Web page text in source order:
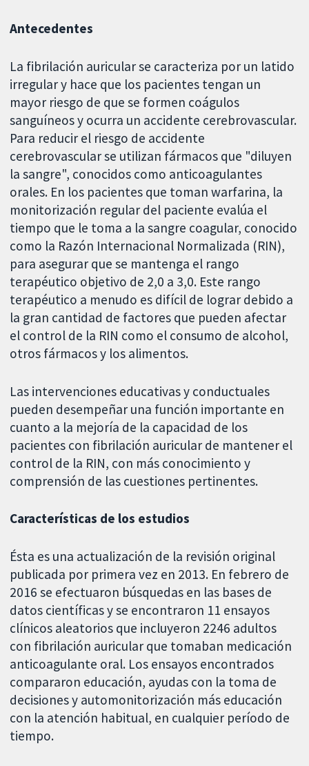
Antecedentes
La fibrilación auricular se caracteriza por un latido
irregular y hace que los pacientes tengan un
mayor riesgo de que se formen coágulos
sanguíneos y ocurra un accidente cerebrovascular.
Para reducir el riesgo de accidente
cerebrovascular se utilizan fármacos que "diluyen
la sangre", conocidos como anticoagulantes
orales. En los pacientes que toman warfarina, la
monitorización regular del paciente evalúa el
tiempo que le toma a la sangre coagular, conocido
como la Razón Internacional Normalizada (RIN),
para asegurar que se mantenga el rango
terapéutico objetivo de 2,0 a 3,0. Este rango
terapéutico a menudo es difícil de lograr debido a
la gran cantidad de factores que pueden afectar
el control de la RIN como el consumo de alcohol,
otros fármacos y los alimentos.
Las intervenciones educativas y conductuales
pueden desempeñar una función importante en
cuanto a la mejoría de la capacidad de los
pacientes con fibrilación auricular de mantener el
control de la RIN, con más conocimiento y
comprensión de las cuestiones pertinentes.
Características de los estudios
Ésta es una actualización de la revisión original
publicada por primera vez en 2013. En febrero de
2016 se efectuaron búsquedas en las bases de
datos científicas y se encontraron 11 ensayos
clínicos aleatorios que incluyeron 2246 adultos
con fibrilación auricular que tomaban medicación
anticoagulante oral. Los ensayos encontrados
compararon educación, ayudas con la toma de
decisiones y automonitorización más educación
con la atención habitual, en cualquier período de
tiempo.